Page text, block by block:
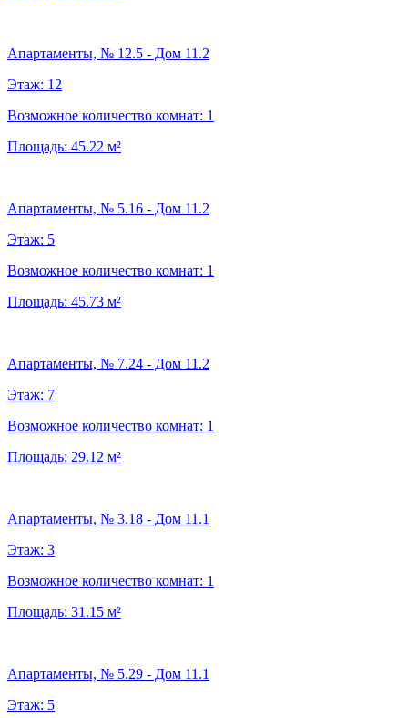
Апартаменты, № 12.5 - Дом 11.2
Этаж: 12
Возможное количество комнат: 1
Площадь: 45.22 м²
Апартаменты, № 5.16 - Дом 11.2
Этаж: 5
Возможное количество комнат: 1
Площадь: 45.73 м²
Апартаменты, № 7.24 - Дом 11.2
Этаж: 7
Возможное количество комнат: 1
Площадь: 29.12 м²
Апартаменты, № 3.18 - Дом 11.1
Этаж: 3
Возможное количество комнат: 1
Площадь: 31.15 м²
Апартаменты, № 5.29 - Дом 11.1
Этаж: 5